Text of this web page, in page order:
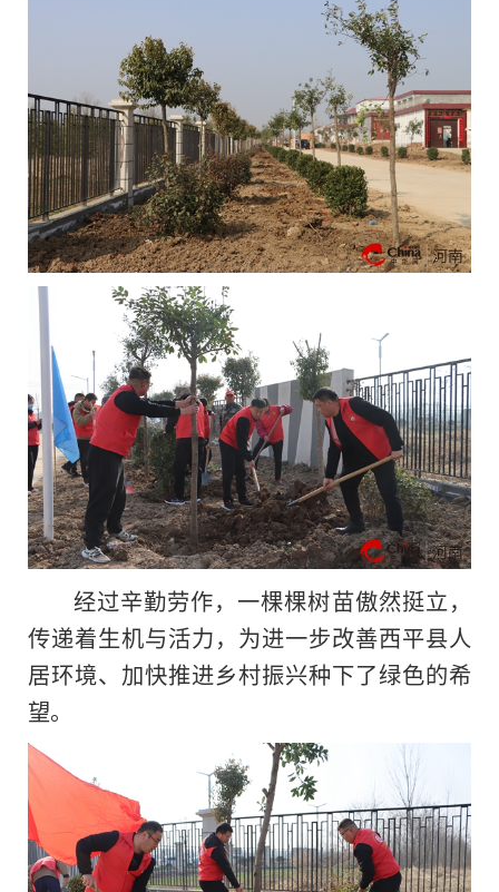
经过辛勤劳作，一棵棵树苗傲然挺立，
传递着生机与活力，为进一步改善西平县人
居环境、加快推进乡村振兴种下了绿色的希
望。